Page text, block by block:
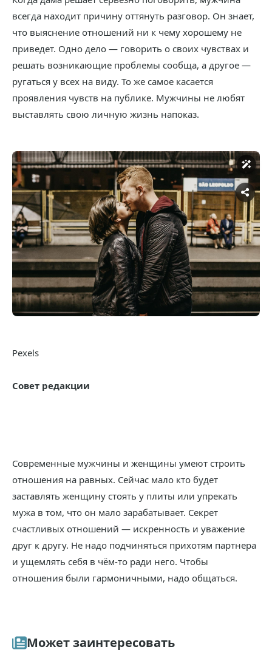
всегда находит причину оттянуть разговор. Он знает,
что выяснение отношений ни к чему хорошему не
приведет. Одно дело — говорить о своих чувствах и
решать возникающие проблемы сообща, а другое —
ругаться у всех на виду. То же самое касается
проявления чувств на публике. Мужчины не любят
выставлять свою личную жизнь напоказ.
Pexels
Совет редакции
Современные мужчины и женщины умеют строить
отношения на равных. Сейчас мало кто будет
заставлять женщину стоять у плиты или упрекать
мужа в том, что он мало зарабатывает. Секрет
счастливых отношений — искренность и уважение
друг к другу. Не надо подчиняться прихотям партнера
и ущемлять себя в чём-то ради него. Чтобы
отношения были гармоничными, надо общаться.
Может заинтересовать